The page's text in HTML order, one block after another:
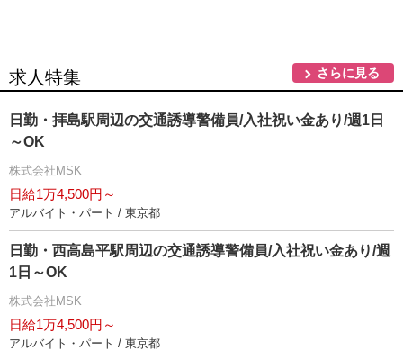
求人特集 さらに見る
日勤・拝島駅周辺の交通誘導警備員/入社祝い金あり/週1日
～OK
株式会社MSK
日給1万4,500円～
アルバイト・パート / 東京都
日勤・西高島平駅周辺の交通誘導警備員/入社祝い金あり/週
1日～OK
株式会社MSK
日給1万4,500円～
アルバイト・パート / 東京都